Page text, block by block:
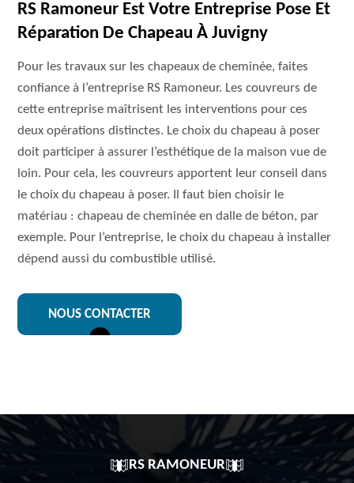
RS Ramoneur Est Votre Entreprise Pose Et
Réparation De Chapeau À Juvigny
Pour les travaux sur les chapeaux de cheminée, faites
confiance à l’entreprise RS Ramoneur. Les couvreurs de
cette entreprise maîtrisent les interventions pour ces
deux opérations distinctes. Le choix du chapeau à poser
doit participer à assurer l’esthétique de la maison vue de
loin. Pour cela, les couvreurs apportent leur conseil dans
le choix du chapeau à poser. Il faut bien choisir le
matériau : chapeau de cheminée en dalle de béton, par
exemple. Pour l’entreprise, le choix du chapeau à installer
dépend aussi du combustible utilisé.
NOUS CONTACTER
RS RAMONEUR